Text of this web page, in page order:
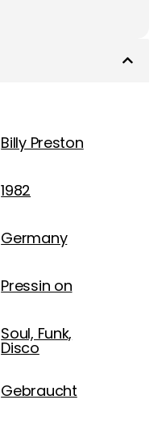
Billy Preston
1982
Germany
Pressin on
Soul, Funk,
Disco
Gebraucht